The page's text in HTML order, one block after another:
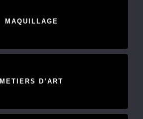
MAQUILLAGE
METIERS D’ART